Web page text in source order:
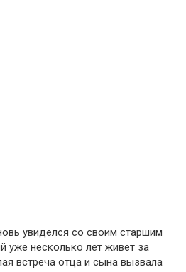
увиделся со своим старшим
уже несколько лет живет за
встреча отца и сына вызвала